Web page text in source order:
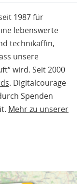
1987 für
lebenswerte
technikaffin,
unsere
wird. Seit 2000
. Digitalcourage
Spenden
Mehr zu unserer